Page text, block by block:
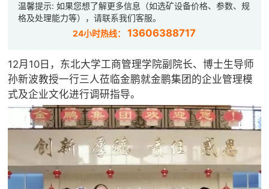
温馨提示: 如果您想了解更多信息（如选矿设备价格、参数、规
格及处理能力等），请联系我们客服。
24小时热线：13606388717
12月10日，东北大学工商管理学院副院长、博士生导师
孙新波教授一行三人莅临金鹏就金鹏集团的企业管理模
式及企业文化进行调研指导。
 解决方案
 案例中心
 新闻中心
 矿山设计院